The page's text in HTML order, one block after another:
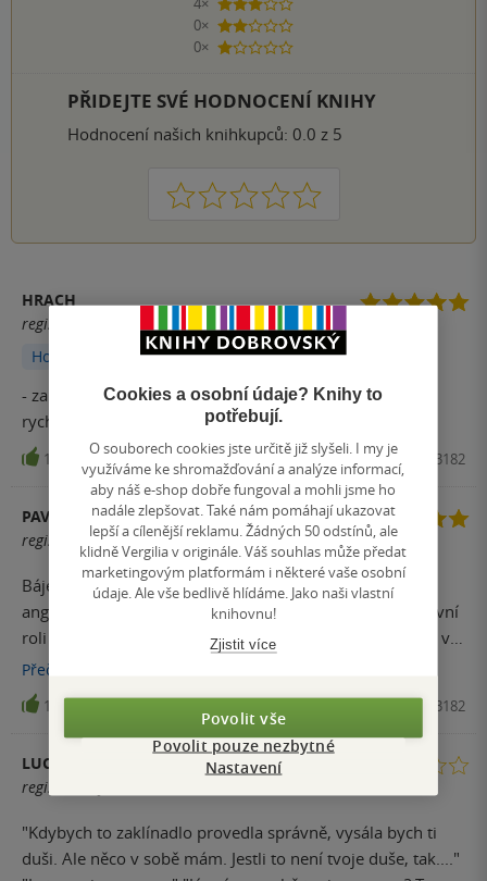
3 hvězdičky
0×
2 hvězdičky
0×
1 hvezdička
PŘIDEJTE SVÉ HODNOCENÍ KNIHY
Hodnocení našich knihkupců: 0.0 z 5
1 2 3 4 5
HRACH
registrovaný uživatel
Hodnoceno z aplikace
- za mě žádná tragédie ... - bavilo mě to - jednohubka ,
14 Kniha, Carcosa, 2019, 9788088243182
PAVLÍNA KUPKOVÁ
registrovaný uživatel
Báječný příběh, plný příšer, lásky, lehké erotiky a
anglického humoru. Bizár opravdu na slovo vzatý, v hlavní
roli Sukuba, podivín a lego. Po důkladnějším zkoumání, v
ději nacházím i poučení a hlubší myšlenku.
Přečíst
13 Kniha, Carcosa, 2019, 9788088243182
LUCIE BENEŠ
registrovaný uživatel
"Kdybych to zaklínadlo provedla správně, vysála bych ti
duši. Ale něco v sobě mám. Jestli to není tvoje duše, tak...."
Cookies a osobní údaje? Knihy to
potřebují.
O souborech cookies jste určitě již slyšeli. I my je
využíváme ke shromažďování a analýze informací,
aby náš e-shop dobře fungoval a mohli jsme ho
nadále zlepšovat. Také nám pomáhají ukazovat
lepší a cílenější reklamu. Žádných 50 odstínů, ale
klidně Vergilia v originále. Váš souhlas může předat
marketingovým platformám i některé vaše osobní
údaje. Ale vše bedlivě hlídáme. Jako naši vlastní
knihovnu!
Zjistit více
Povolit vše
Povolit pouze nezbytné
Nastavení